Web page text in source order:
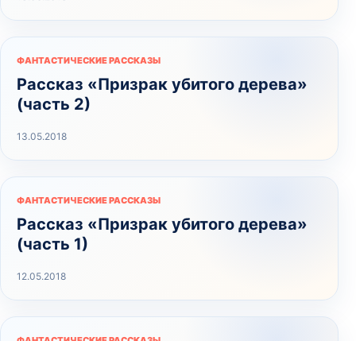
ФАНТАСТИЧЕСКИЕ РАССКАЗЫ
Рассказ «Призрак убитого дерева»
(часть 2)
13.05.2018
ФАНТАСТИЧЕСКИЕ РАССКАЗЫ
Рассказ «Призрак убитого дерева»
(часть 1)
12.05.2018